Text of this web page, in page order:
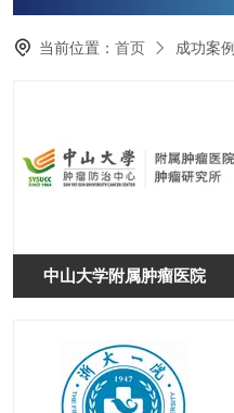
当前位置： 首页 成功案例
中山大学附属肿瘤医院